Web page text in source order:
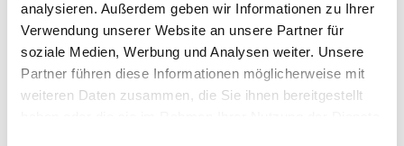
analysieren. Außerdem geben wir Informationen zu Ihrer
Verwendung unserer Website an unsere Partner für
soziale Medien, Werbung und Analysen weiter. Unsere
Partner führen diese Informationen möglicherweise mit
weiteren Daten zusammen, die Sie ihnen bereitgestellt
Treffpunkt
Vinothek Mairhofer
Anmeldung erforderlich